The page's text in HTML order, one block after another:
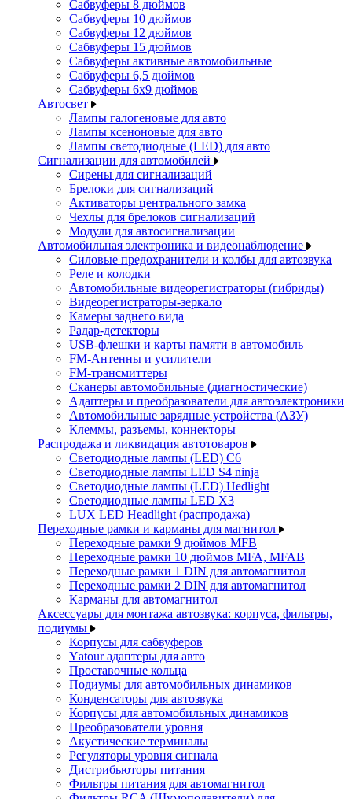
Сабвуферы 8 дюймов
Сабвуферы 10 дюймов
Сабвуферы 12 дюймов
Сабвуферы 15 дюймов
Сабвуферы активные автомобильные
Сабвуферы 6,5 дюймов
Сабвуферы 6x9 дюймов
Автосвет
Лампы галогеновые для авто
Лампы ксеноновые для авто
Лампы светодиодные (LED) для авто
Сигнализации для автомобилей
Сирены для сигнализаций
Брелоки для сигнализаций
Активаторы центрального замка
Чехлы для брелоков сигнализаций
Модули для автосигнализации
Автомобильная электроника и видеонаблюдение
Силовые предохранители и колбы для автозвука
Реле и колодки
Автомобильные видеорегистраторы (гибриды)
Видеорегистраторы-зеркало
Камеры заднего вида
Радар-детекторы
USB-флешки и карты памяти в автомобиль
FM-Антенны и усилители
FM-трансмиттеры
Сканеры автомобильные (диагностические)
Адаптеры и преобразователи для автоэлектроники
Автомобильные зарядные устройства (АЗУ)
Клеммы, разъемы, коннекторы
Распродажа и ликвидация автотоваров
Светодиодные лампы (LED) C6
Светодиодные лампы LED S4 ninja
Светодиодные лампы (LED) Hedlight
Светодиодные лампы LED X3
LUX LED Headlight (распродажа)
Переходные рамки и карманы для магнитол
Переходные рамки 9 дюймов MFB
Переходные рамки 10 дюймов MFA, MFAB
Переходные рамки 1 DIN для автомагнитол
Переходные рамки 2 DIN для автомагнитол
Карманы для автомагнитол
Аксессуары для монтажа автозвука: корпуса, фильтры,
подиумы
Корпусы для сабвуферов
Yаtour адаптеры для авто
Проставочные кольца
Подиумы для автомобильных динамиков
Конденсаторы для автозвука
Корпусы для автомобильных динамиков
Преобразователи уровня
Акустические терминалы
Регуляторы уровня сигнала
Дистрибьюторы питания
Фильтры питания для автомагнитол